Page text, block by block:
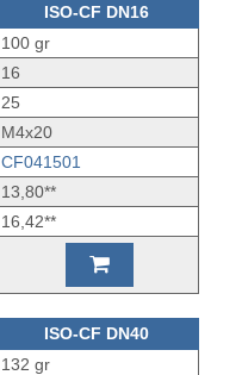
ISO-CF DN16
100 gr
16
25
M4x20
CF041501
13,80**
16,42**
ISO-CF DN40
132 gr